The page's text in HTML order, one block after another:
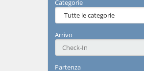
Categorie
Arrivo
Partenza